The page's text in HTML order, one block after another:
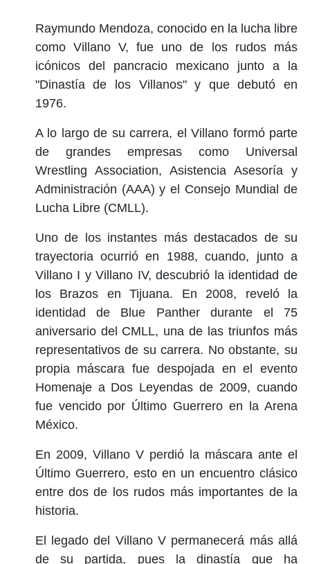
Raymundo Mendoza, conocido en la lucha libre
como Villano V, fue uno de los rudos más
icónicos del pancracio mexicano junto a la
"Dinastía de los Villanos" y que debutó en
1976.
A lo largo de su carrera, el Villano formó parte
de grandes empresas como Universal
Wrestling Association, Asistencia Asesoría y
Administración (AAA) y el Consejo Mundial de
Lucha Libre (CMLL).
Uno de los instantes más destacados de su
trayectoria ocurrió en 1988, cuando, junto a
Villano I y Villano IV, descubrió la identidad de
los Brazos en Tijuana. En 2008, reveló la
identidad de Blue Panther durante el 75
aniversario del CMLL, una de las triunfos más
representativos de su carrera. No obstante, su
propia máscara fue despojada en el evento
Homenaje a Dos Leyendas de 2009, cuando
fue vencido por Último Guerrero en la Arena
México.
En 2009, Villano V perdió la máscara ante el
Último Guerrero, esto en un encuentro clásico
entre dos de los rudos más importantes de la
historia.
El legado del Villano V permanecerá más allá
de su partida, pues la dinastía que ha